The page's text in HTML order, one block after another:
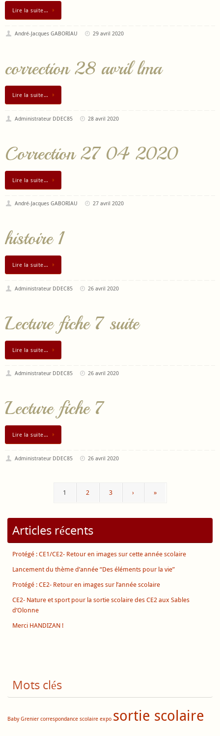
Lire la suite…
André-Jacques GABORIAU 29 avril 2020
correction 28 avril lma
Lire la suite…
Administrateur DDEC85 28 avril 2020
Correction 27 04 2020
Lire la suite…
André-Jacques GABORIAU 27 avril 2020
histoire 1
Lire la suite…
Administrateur DDEC85 26 avril 2020
Lecture fiche 7 suite
Lire la suite…
Administrateur DDEC85 26 avril 2020
Lecture fiche 7
Lire la suite…
Administrateur DDEC85 26 avril 2020
1 2 3 › »
Articles récents
Protégé : CE1/CE2- Retour en images sur cette année scolaire
Lancement du thème d’année “Des éléments pour la vie”
Protégé : CE2- Retour en images sur l’année scolaire
CE2- Nature et sport pour la sortie scolaire des CE2 aux Sables
d’Olonne
Merci HANDIZAN !
Mots clés
Baby Grenier correspondance scolaire expo sortie scolaire